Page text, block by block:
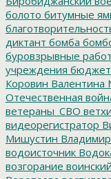
болото битумные
диктант бомба
буровзрывные
учреждения
Коровин Валентина
Отечественная
ветераны_СВО
видеорегистратор
Мишустин
водоисточник
возгорание